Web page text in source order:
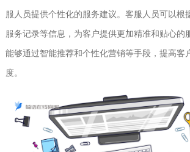
服人员提供个性化的服务建议。客服人员可以根
服务记录等信息，为客户提供更加精准和贴心的
能够通过智能推荐和个性化营销等手段，提高客
度。